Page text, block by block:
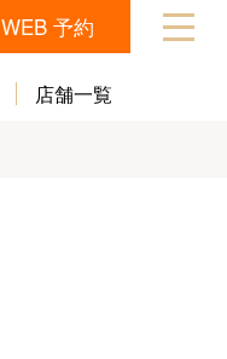
WEB 予約
店舗一覧